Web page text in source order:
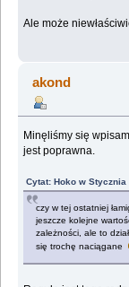
Ale może
akond
Minęliśmy się
jest poprawna.
Cytat: Hoko w
czy w tej ostatniej
jeszcze kolejne
zależności, ale to
się trochę naciągane